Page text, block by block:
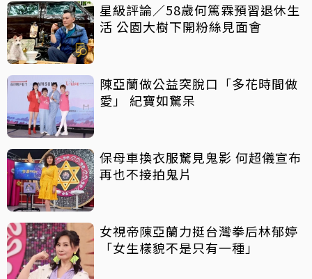
星級評論／58歲何篤霖預習退休生
活 公園大樹下開粉絲見面會
陳亞蘭做公益突脫口「多花時間做
愛」 紀寶如驚呆
保母車換衣服驚見鬼影 何超儀宣布
再也不接拍鬼片
女視帝陳亞蘭力挺台灣拳后林郁婷
「女生樣貌不是只有一種」